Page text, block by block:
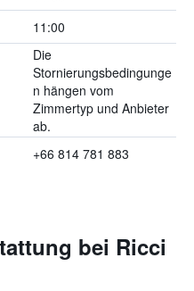
11:00
Die
Stornierungsbedingunge
n hängen vom
Zimmertyp und Anbieter
ab.
+66 814 781 883
bei Ricci